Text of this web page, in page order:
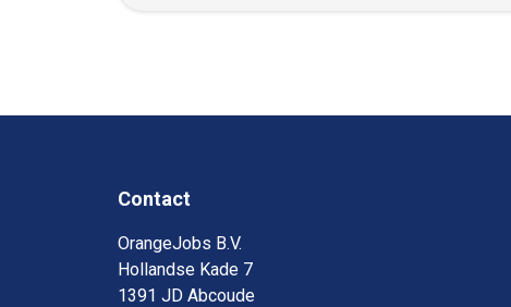
Contact
OrangeJobs B.V.
Hollandse Kade 7
1391 JD Abcoude